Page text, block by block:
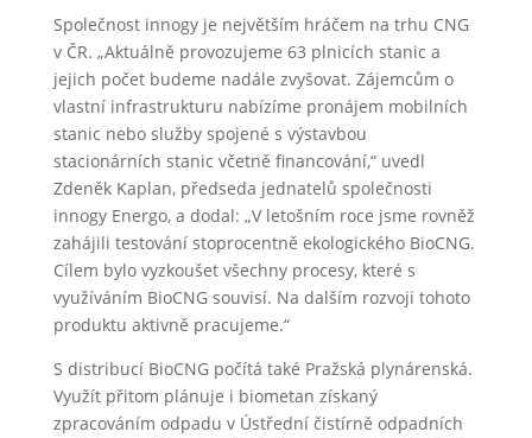
Společnost innogy je největším hráčem na trhu CNG
v ČR. „Aktuálně provozujeme 63 plnicích stanic a
jejich počet budeme nadále zvyšovat. Zájemcům o
vlastní infrastrukturu nabízíme pronájem mobilních
stanic nebo služby spojené s výstavbou
stacionárních stanic včetně financování,“ uvedl
Zdeněk Kaplan, předseda jednatelů společnosti
innogy Energo, a dodal: „V letošním roce jsme rovněž
zahájili testování stoprocentně ekologického BioCNG.
Cílem bylo vyzkoušet všechny procesy, které s
využíváním BioCNG souvisí. Na dalším rozvoji tohoto
produktu aktivně pracujeme.“
S distribucí BioCNG počítá také Pražská plynárenská.
Využít přitom plánuje i biometan získaný
zpracováním odpadu v Ústřední čistírně odpadních